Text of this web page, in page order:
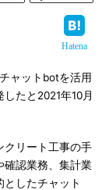
Hatena
ャットbotを活用
たと2021年10月
リート工事の手
確認業務、集計業
したチャット